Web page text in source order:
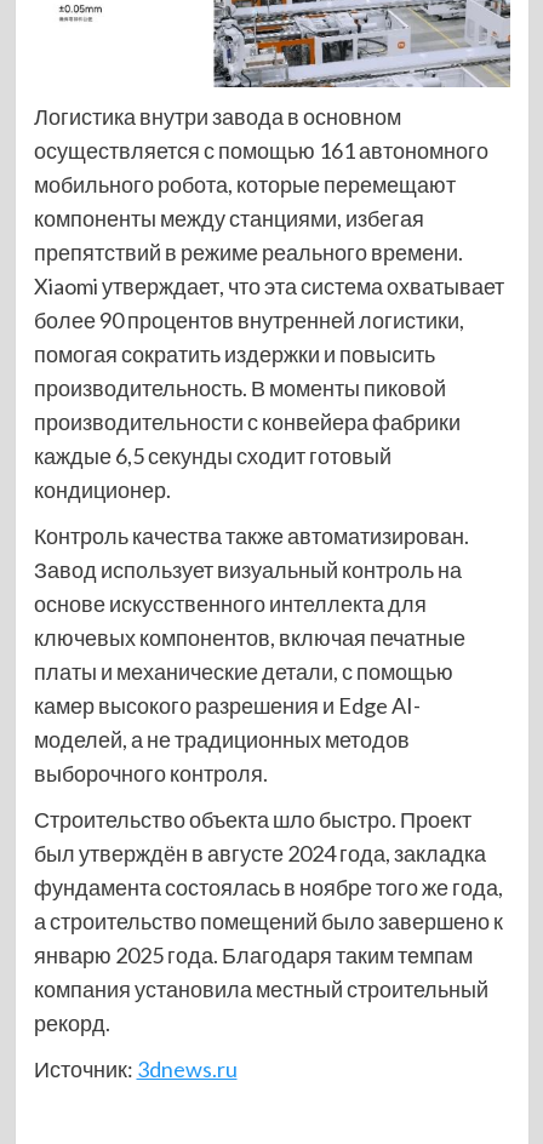
Логистика внутри завода в основном
осуществляется с помощью 161 автономного
мобильного робота, которые перемещают
компоненты между станциями, избегая
препятствий в режиме реального времени.
Xiaomi утверждает, что эта система охватывает
более 90 процентов внутренней логистики,
помогая сократить издержки и повысить
производительность. В моменты пиковой
производительности с конвейера фабрики
каждые 6,5 секунды сходит готовый
кондиционер.
Контроль качества также автоматизирован.
Завод использует визуальный контроль на
основе искусственного интеллекта для
ключевых компонентов, включая печатные
платы и механические детали, с помощью
камер высокого разрешения и Edge AI-
моделей, а не традиционных методов
выборочного контроля.
Строительство объекта шло быстро. Проект
был утверждён в августе 2024 года, закладка
фундамента состоялась в ноябре того же года,
а строительство помещений было завершено к
январю 2025 года. Благодаря таким темпам
компания установила местный строительный
рекорд.
Источник: 3dnews.ru